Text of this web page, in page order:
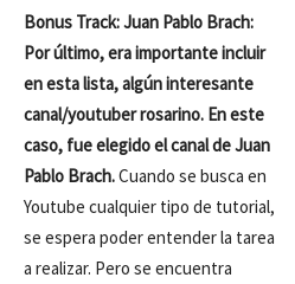
Bonus Track: Juan Pablo Brach:
Por último, era importante incluir
en esta lista, algún interesante
canal/youtuber rosarino. En este
caso, fue elegido el canal de Juan
Pablo Brach.Cuando se busca en
Youtube cualquier tipo de tutorial,
se espera poder entender la tarea
a realizar. Pero se encuentra